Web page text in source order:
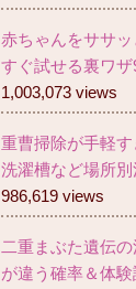
赤ちゃんをササッ
すぐ試せる裏ワザ
1,003,073 views
重曹掃除が手軽
洗濯槽など場所
986,619 views
二重まぶた遺伝
が違う確率＆体験